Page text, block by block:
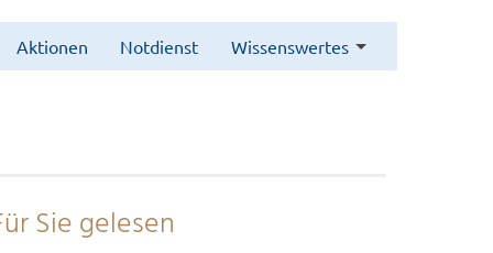
Aktionen Notdienst Wissenswertes
Sie gelesen